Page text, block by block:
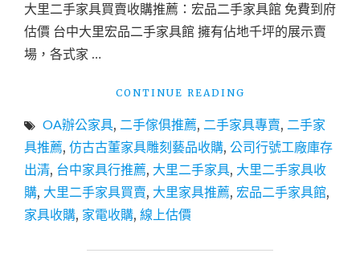
大里二手家具買賣收購推薦：宏品二手家具館 免費到府
估價 台中大里宏品二手家具館 擁有佔地千坪的展示賣
場，各式家 …
CONTINUE READING
家
具
二
手
OA辦公家具, 二手傢俱推薦, 二手家具專賣, 二手家
具推薦, 仿古古董家具雕刻藝品收購, 公司行號工廠庫存
出清, 台中家具行推薦, 大里二手家具, 大里二手家具收
購, 大里二手家具買賣, 大里家具推薦, 宏品二手家具館,
家具收購, 家電收購, 線上估價